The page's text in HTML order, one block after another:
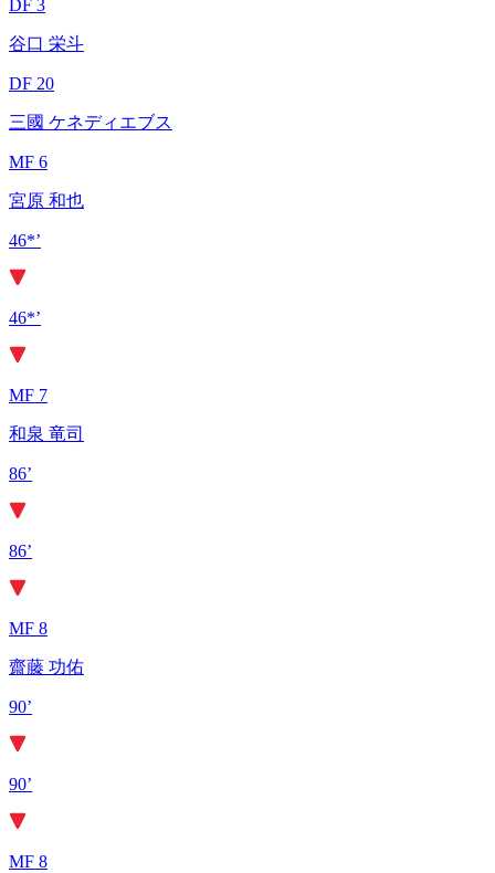
DF 3
谷口 栄斗
DF 20
三國 ケネディエブス
MF 6
宮原 和也
46*’
46*’
MF 7
和泉 竜司
86’
86’
MF 8
齋藤 功佑
90’
90’
MF 8